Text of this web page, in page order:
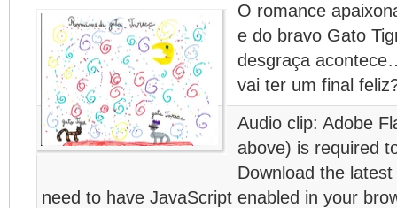
O romance
e do bravo Gato
desgraça
vai ter um final
Audio clip: Adobe
above) is required
Download the
need to have JavaScript enabled in your